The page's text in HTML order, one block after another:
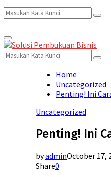
Search
for:
Search
Primary
Menu
Search
for:
Search
Home
Uncategorized
Penting! Ini
Uncategorized
Penting! Ini
byadminOctober 17,
Share0